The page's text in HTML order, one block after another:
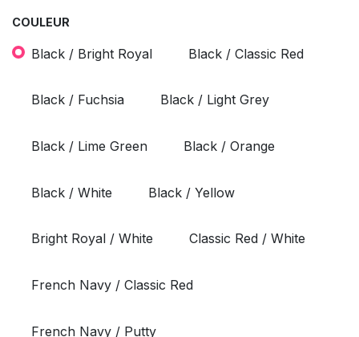
COULEUR
Black / Bright Royal Black / Classic Red
Black / Fuchsia Black / Light Grey
Black / Lime Green Black / Orange
Black / White Black / Yellow
Bright Royal / White Classic Red / White
French Navy / Classic Red
French Navy / Putty